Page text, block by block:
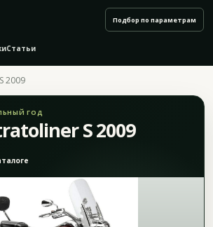
Статьи
Подбор по параметрам
2009
ГОД
S 2009